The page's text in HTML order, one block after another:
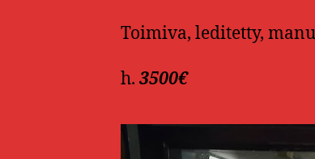
Toimiva, leditetty,
h. 3500€